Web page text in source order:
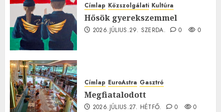
Címlap Közszolgálati Kultúra
Hősök gyerekszemmel
2026.JÚLIUS.29. SZERDA. 0 0
Címlap EuroAstra Gasztró
Megfiatalodott
2026.JÚLIUS.27. HÉTFŐ. 0 0